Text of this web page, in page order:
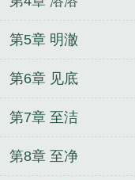
第5章 明澈
第6章 见底
第7章 至洁
第8章 至净